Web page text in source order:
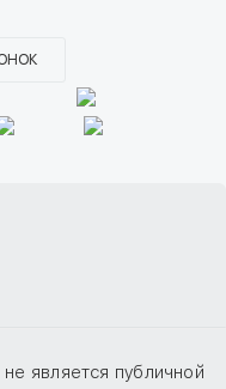
является публичной